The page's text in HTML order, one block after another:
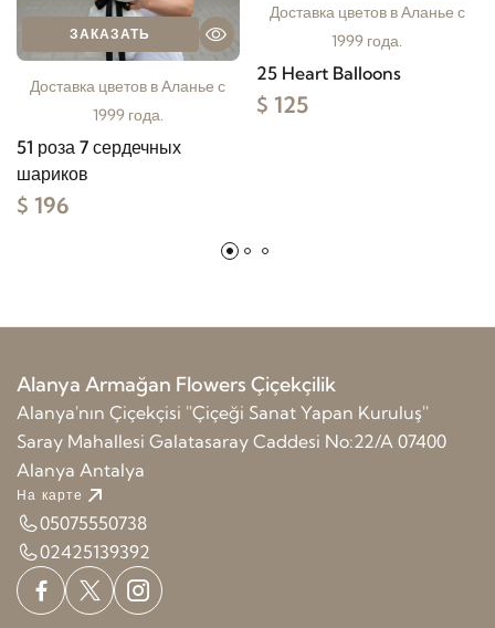
ЗАКАЗАТЬ
Доставка цветов в Аланье с
1999 года.
51 роза 7 сердечных
шариков
$ 196
Доставка цветов в Аланье с
1999 года.
25 Heart Balloons
$ 125
Alanya Armağan Flowers Çiçekçilik
Alanya'nın Çiçekçisi ''Çiçeği Sanat Yapan Kuruluş''
Saray Mahallesi Galatasaray Caddesi No:22/A 07400
Alanya Antalya
На карте
05075550738
02425139392